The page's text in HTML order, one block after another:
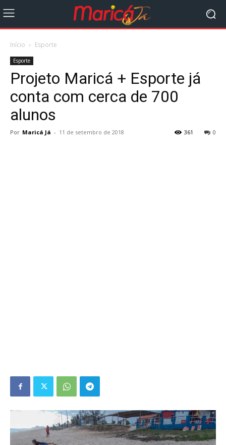
Início Esporte
Esporte
Projeto Maricá + Esporte já
conta com cerca de 700
alunos
Por Maricá Já - 11 de setembro de 2018 0
361